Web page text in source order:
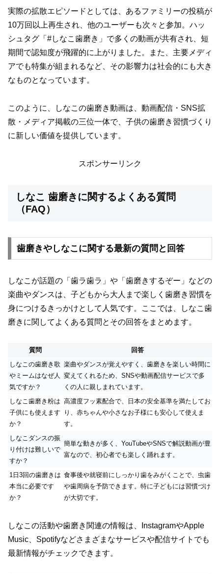
実際の拡散エピソードとしては、あるファミリーの投稿が
10万回以上再生され、他のユーザーも次々と参加。ハッ
シュタグ「#しなこ歯磨き」で多くの動画が共有され、短
期間で認知度が飛躍的に上がりました。また、主要メディ
アでも特集が組まれるなど、その影響力は社会的にも大き
なものとなっています。
このように、しなこの歯磨き動画は、動画配信・SNS拡
散・メディア掲載の三位一体で、子供の歯磨き習慣づくり
に新しい価値を提供しています。
スポンサーリンク
しなこ 歯磨きに関するよくある質問
（FAQ）
歯磨きやしなこに関する最新の質問と回答
しなこが話題の「歯ラ歯ラ」や「歯磨きするぞー」などの
楽曲やダンスは、子どもから大人まで楽しく歯磨き習慣を
身につけるきっかけとして人気です。ここでは、しなこ歯
磨きに関してよくある質問とその回答をまとめます。
質問
回答
しなこの歯磨き歌
やミームはなぜ人
気ですか？
楽曲やダンスが覚えやすく、歯磨きを楽しい時間に
変えてくれるため、SNSや動画配信サービスで多
くの人に親しまれています。
しなこ歯磨き粉は
子供にも使えます
か？
高濃度フッ素配合で、日本の安全基準を満たしてお
り、赤ちゃんや小さなお子様にも安心して使えま
す。
しなこダンスの振
り付けは難しいで
すか？
簡単な動きが多く、YouTubeやSNSで解説動画が豊
富なので、初心者でも楽しく踊れます。
1日3回の歯磨きは
本当に必要です
か？
食事後や就寝前にしっかり歯をみがくことで、虫歯
や歯周病を予防できます。特に子どもには習慣づけ
が大切です。
しなこの活動や歯磨き関連の情報は、InstagramやApple
Music、Spotifyなどさまざまなサービスや配信サイトでも
最新情報がチェックできます。